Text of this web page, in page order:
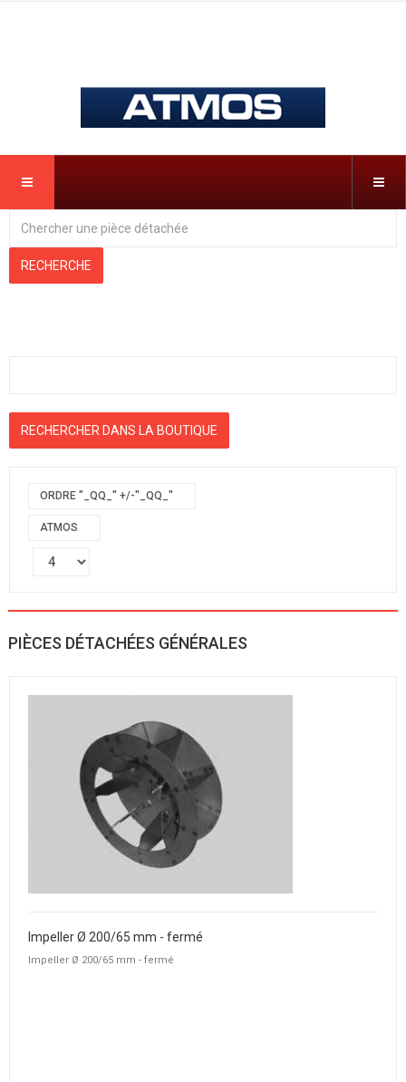
ORDRE "_QQ_" +/-"_QQ_"
ATMOS
PIÈCES DÉTACHÉES GÉNÉRALES
Impeller Ø 200/65 mm - fermé
Impeller Ø 200/65 mm - fermé